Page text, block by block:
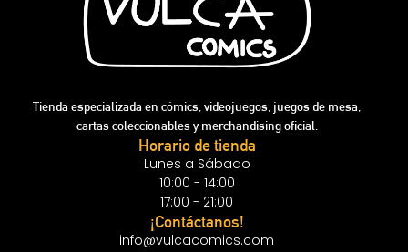
Tienda especializada en cómics, videojuegos, juegos de mesa,
cartas coleccionables y merchandising oficial.
Horario de tienda
Lunes a Sábado
10:00 - 14:00
17:00 - 21:00
¡Contáctanos!
info@vulcacomics.com